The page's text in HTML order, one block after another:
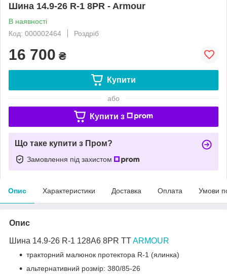
Шина 14.9-26 R-1 8PR - Armour
В наявності
Код: 000002464
Роздріб
16 700 ₴
Купити
або
Купити з
Що таке купити з Пром?
Замовлення під захистом
Опис Характеристики Доставка Оплата Умови
Опис
Шина 14.9-26 R-1 128А6 8PR TTARMOUR
тракторний малюнок протектора R-1 (ялинка)
альтернативний розмір: 380/85-26